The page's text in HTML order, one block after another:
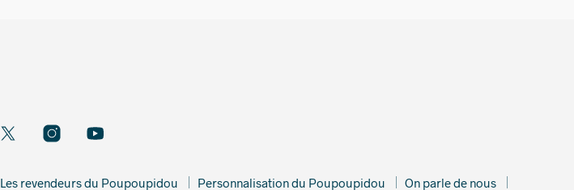
Les revendeurs du Poupoupidou Personnalisation du Poupoupidou On parle de nous